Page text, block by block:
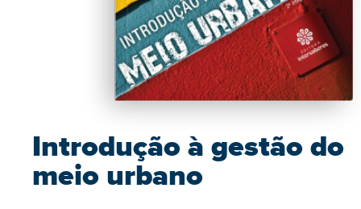
Introdução à gestão do
meio urbano